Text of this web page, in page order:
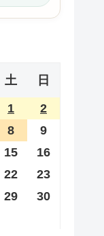
土 日
1
2
8
9
15
16
22
23
29
30